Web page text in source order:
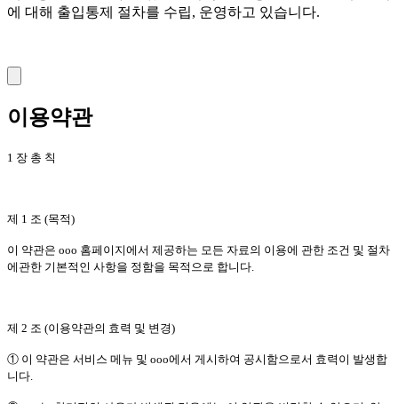
에 대해 출입통제 절차를 수립, 운영하고 있습니다.
이용약관
1 장 총 칙
제 1 조 (목적)
이 약관은 ooo 홈페이지에서 제공하는 모든 자료의 이용에 관한 조건 및 절차
에관한 기본적인 사항을 정함을 목적으로 합니다.
제 2 조 (이용약관의 효력 및 변경)
① 이 약관은 서비스 메뉴 및 ooo에서 게시하여 공시함으로서 효력이 발생합
니다.